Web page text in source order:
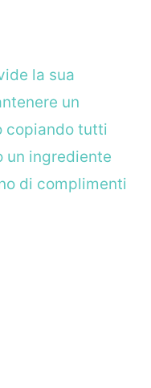
la sua
un
copiando tutti
un ingrediente
di complimenti